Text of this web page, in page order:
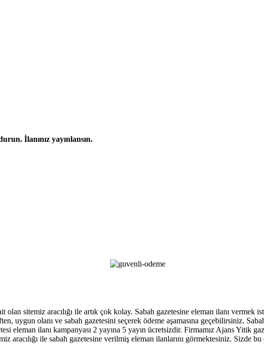
İlanınız yayınlansın.
sitemiz aracılığı ile artık çok kolay. Sabah gazetesine eleman ilanı vermek
uygun olanı ve sabah gazetesini seçerek ödeme aşamasına geçebilirsiniz.
eleman ilanı kampanyası 2 yayına 5 yayın ücretsizdir. Firmamız Ajans Yitik
aracılığı ile sabah gazetesine verilmiş eleman ilanlarını görmektesiniz. Sizde